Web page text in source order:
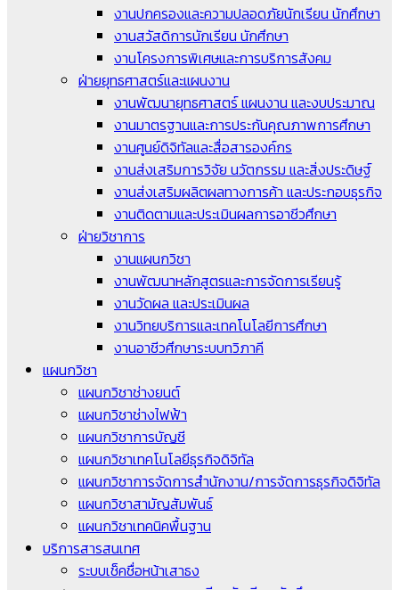
งานปกครองและความปลอดภัยนักเรียน นักศึกษา
งานสวัสดิการนักเรียน นักศึกษา
งานโครงการพิเศษและการบริการสังคม
ฝ่ายยุทธศาสตร์และแผนงาน
งานพัฒนายุทธศาสตร์ แผนงาน และงบประมาณ
งานมาตรฐานและการประกันคุณภาพการศึกษา
งานศูนย์ดิจิทัลและสื่อสารองค์กร
งานส่งเสริมการวิจัย นวัตกรรม และสิ่งประดิษฐ์
งานส่งเสริมผลิตผลทางการค้า และประกอบธุรกิจ
งานติดตามและประเมินผลการอาชีวศึกษา
ฝ่ายวิชาการ
งานแผนกวิชา
งานพัฒนาหลักสูตรและการจัดการเรียนรู้
งานวัดผล และประเมินผล
งานวิทยบริการและเทคโนโลยีการศึกษา
งานอาชีวศึกษาระบบทวิภาคี
แผนกวิชา
แผนกวิชาช่างยนต์
แผนกวิชาช่างไฟฟ้า
แผนกวิชาการบัญชี
แผนกวิชาเทคโนโลยีธุรกิจดิจิทัล
แผนกวิชาการจัดการสำนักงาน/การจัดการธุรกิจดิจิทัล
แผนกวิชาสามัญสัมพันธ์
แผนกวิชาเทคนิคพื้นฐาน
บริการสารสนเทศ
ระบบเช็คชื่อหน้าเสาธง